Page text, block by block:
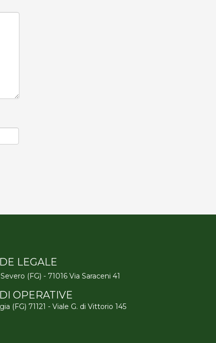
LEGALE
(FG) - 71016 Via Saraceni 41
OPERATIVE
(FG) 71121 - Viale G. di Vittorio 145